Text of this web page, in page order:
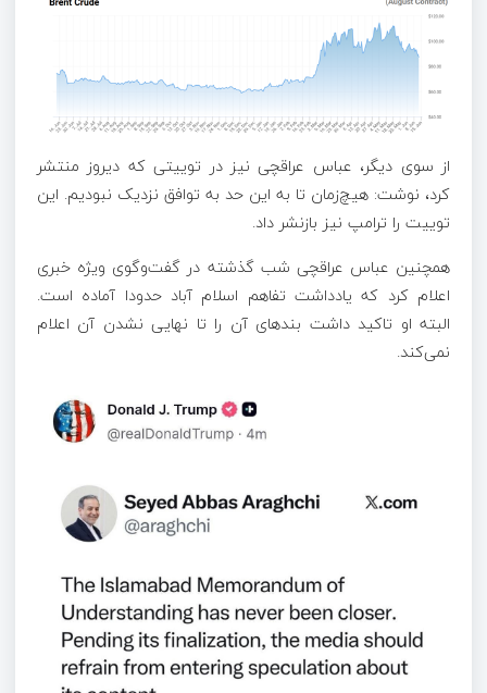
از سوی دیگر، عباس عراقچی نیز در توییتی که دیروز منتشر
کرد، نوشت: هیچ‌زمان تا به این حد به توافق نزدیک نبودیم. این
توییت را ترامپ نیز بازنشر داد.
همچنین عباس عراقچی شب گذشته در گفت‌وگوی ویژه خبری
اعلام کرد که یادداشت تفاهم اسلام آباد حدودا آماده است.
البته او تاکید داشت بند‌های آن را تا نهایی نشدن آن اعلام
نمی‌کند.